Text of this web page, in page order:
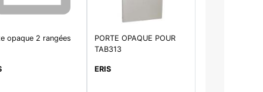
opaque 2 rangées
PORTE OPAQUE POUR
TAB313
ERIS